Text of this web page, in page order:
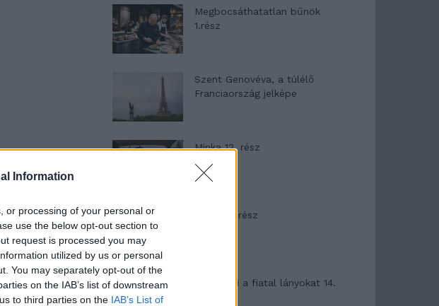
Information
or processing of your personal or
use the below opt-out section to
request is processed you may
utilized by us or personal
You may separately opt-out of the
on the IAB’s list of downstream
to third parties on the IAB’s List of
Megbocsáthatatlan bűnök
1.rész
Szent Genovéva, a túlélő
Franciaország jelképe
Minka 12. rész
Minka 11. rész
T. szereti a fiatal lányokat 14.